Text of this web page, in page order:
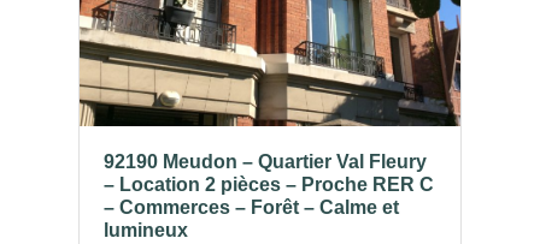
92190 Meudon – Quartier Val Fleury
– Location 2 pièces – Proche RER C
– Commerces – Forêt – Calme et
lumineux